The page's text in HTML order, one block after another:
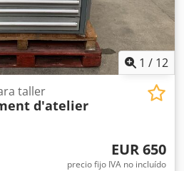
1 / 12
taller
d'atelier
EUR 650
precio fijo IVA no incluído